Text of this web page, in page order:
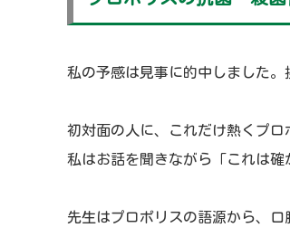
私の予感は見事に的中しました
初対面の人に、これだけ熱くプロ
私はお話を聞きながら「これは確
先生はプロポリスの語源から、口